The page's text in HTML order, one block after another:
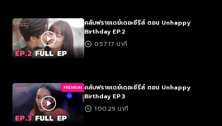
คลับฟรายเดย์เดอะซีรีส์ ตอน Unhappy
Birthday EP.2
0:57:17 นาที
PREMIUM คลับฟรายเดย์เดอะซีรีส์ ตอน Unhappy
Birthday EP.3
1:00:29 นาที